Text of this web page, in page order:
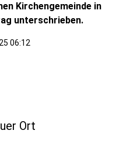
Kirchengemeinde in
unterschrieben.
06:12
Ort